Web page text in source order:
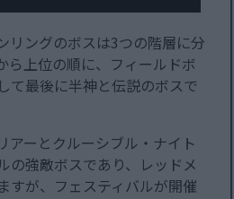
リングのボスは3つの階層に分
ら上位の順に、フィールドボ
て最後に半神と伝説のボスで
アーとクルーシブル・ナイト
の強敵ボスであり、レッドメ
すが、フェスティバルが開催